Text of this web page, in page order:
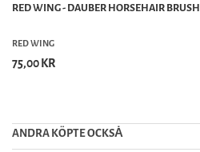
RED WING - DAUBER HORSEHAIR BRUSH
RED WING
75,00 KR
ANDRA KÖPTE OCKSȦ